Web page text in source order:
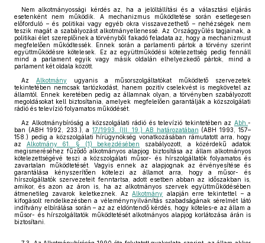
Nem alkotmányossági kérdés az, ha a jelöltállítási és a választási eljárás
esetenként nem működik. A mechanizmus működtetése során esetlegesen
előforduló – és politikai vagy egyéb okra visszavezethető – nehézségek nem
teszik magát a szabályozást alkotmányellenessé. Az Országgyűlés tagjainak, a
politikai élet szereplőinek a törvényből fakadó feladata az, hogy a mechanizmust
megfelelően működtessék. Ennek során a parlamenti pártok a törvény szerint
együttműködésre kötelesek. Ez az együttműködési kötelezettség pedig fennáll
mind a parlament egyik vagy másik oldalán elhelyezkedő pártok, mind a
parlament két oldala között.
Az Alkotmányugyanis a műsorszolgáltatókat működtető szervezetek
tekintetében nemcsak tartózkodást, hanem pozitív cselekvést is megkövetel az
államtól. Ennek keretében pedig az államnak olyan, a törvényben szabályozott
megoldásokat kell biztosítania, amelyek megfelelően garantálják a közszolgálati
rádió és televízió folyamatos működését.
Az Alkotmánybíróság a közszolgálati rádió és televízió tekintetében az Abh. -
ban (ABH 1992, 233.), a17/1993. (III. 19.) AB határozatában (ABH 1993, 157–
158.) pedig a közszolgálati hírügynökség vonatkozásában rámutatott arra, hogy
az Alkotmány 61. § (1) bekezdésében
szabályozott, a közérdekű adatok
megismeréséhez fűződő alkotmányos alapjog biztosítása az állam alkotmányos
kötelezettségévé teszi a közszolgálati műsor- és hírszolgáltatók folyamatos és
zavartalan működtetését. Vagyis ennek az alapjognak az érvényesítése és
garantálása kényszerítően kötelezi az államot arra, hogy a műsor- és
hírszolgáltatók szervezeteit fenntartsa, adott esetben abban az időszakban is,
amikor, és azon az áron is, ha az alkotmányos szervek együttműködésében
átmenetileg zavarok keletkeznek. AzAlkotmány alapján erre tekintettel – a
kifogásolt rendelkezésben a véleménynyilvánítás szabadságának sérelmét látó
indítvány elbírálása során – az az eldöntendő kérdés, hogy köteles-e az állam a
műsor- és hírszolgáltatók működtetését alkotmányos alapjog korlátozása árán is
biztosítani.